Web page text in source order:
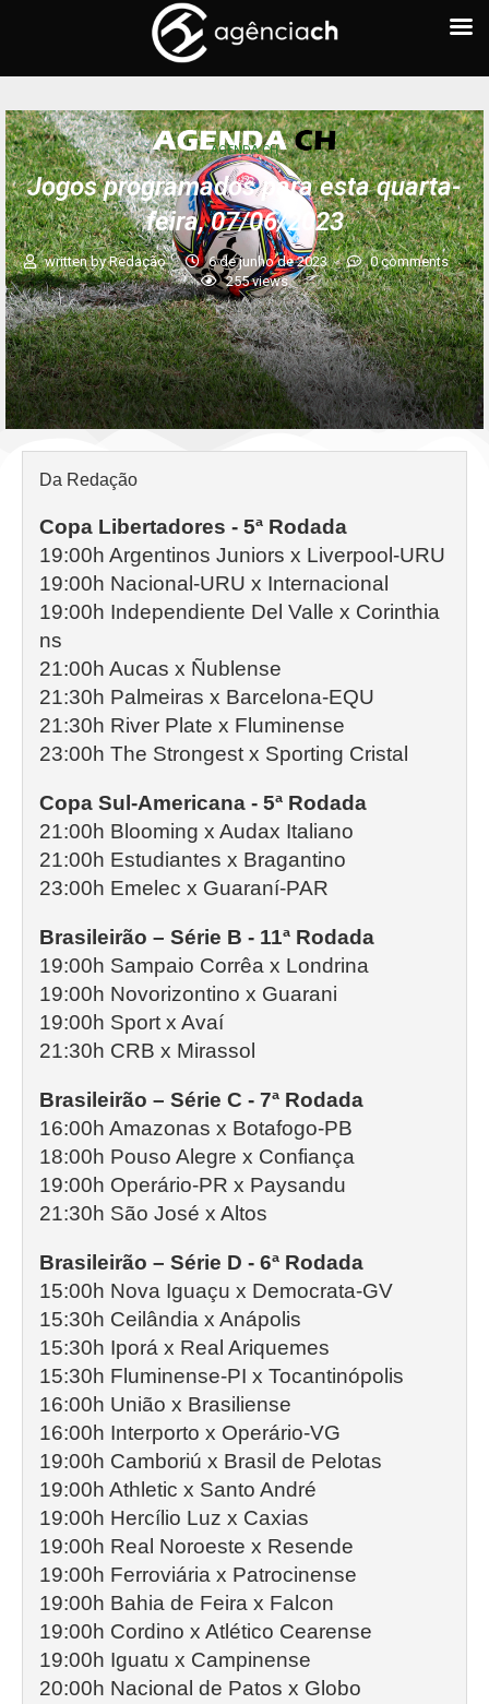
AGENDA CH
Jogos programados para esta quarta-
feira, 07/06/2023
written byRedação 6 de junho de 2023
0 comments
255views
Da Redação
Copa Libertadores - 5ª Rodada
19:00h Argentinos Juniors x Liverpool-URU
19:00h Nacional-URU x Internacional
19:00h Independiente Del Valle x Corinthia
ns
21:00h Aucas x Ñublense
21:30h Palmeiras x Barcelona-EQU
21:30h River Plate x Fluminense
23:00h The Strongest x Sporting Cristal
Copa Sul-Americana - 5ª Rodada
21:00h Blooming x Audax Italiano
21:00h Estudiantes x Bragantino
23:00h Emelec x Guaraní-PAR
Brasileirão – Série B - 11ª Rodada
19:00h Sampaio Corrêa x Londrina
19:00h Novorizontino x Guarani
19:00h Sport x Avaí
21:30h CRB x Mirassol
Brasileirão – Série C - 7ª Rodada
16:00h Amazonas x Botafogo-PB
18:00h Pouso Alegre x Confiança
19:00h Operário-PR x Paysandu
21:30h São José x Altos
Brasileirão – Série D - 6ª Rodada
15:00h Nova Iguaçu x Democrata-GV
15:30h Ceilândia x Anápolis
15:30h Iporá x Real Ariquemes
15:30h Fluminense-PI x Tocantinópolis
16:00h União x Brasiliense
16:00h Interporto x Operário-VG
19:00h Camboriú x Brasil de Pelotas
19:00h Athletic x Santo André
19:00h Hercílio Luz x Caxias
19:00h Real Noroeste x Resende
19:00h Ferroviária x Patrocinense
19:00h Bahia de Feira x Falcon
19:00h Cordino x Atlético Cearense
19:00h Iguatu x Campinense
20:00h Nacional de Patos x Globo